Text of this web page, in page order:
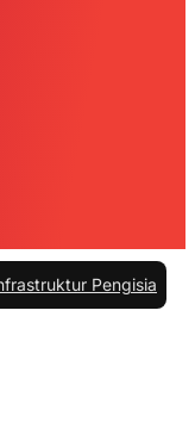
Pengisian Daya